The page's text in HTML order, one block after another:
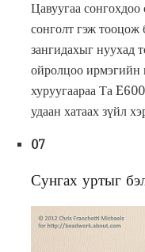
Цавуугаа
сонголт гэж тооцож
зангидахыг нуухад
ойролцоо ирмэгийн
хуруугаараа Та
удаан хатаах зүйл
07
Сунгах уртыг